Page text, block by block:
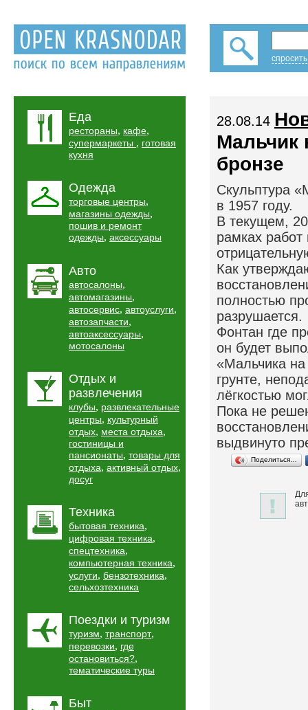
Еда
рестораны, кафе,
супермаркеты , готовая
кухня
Одежда
торговые центры,
магазины одежды,
пошив и ремонт
одежды, аксессуары
Авто
автосалоны,
автомагазины,
автосервис, автоуслуги,
автозапчасти,
автоаксессуары,
мотосалоны
Отдых и
развлечения
клубы, развлекательные
центры, культурный
отдых, места отдыха,
гостиницы и
пансионаты, товары для
отдыха, активный отдых,
досуг
Техника
бытовая техника,
цифровая техника,
спецтехника,
компьютерная техника,
услуги, бензотехника,
сельхозтехника
Поездки и туризм
туризм, транспорт,
перевозки, где
остановиться?,
тематические туры
Быт
28.08.14
Мальчик
бронзе
Скульптура
в 1957 году.
В текущем,
рамках работ
Как
полностью
разрушается.
Фонтан где
он будет
«Мальчика на
грунте,
лёгкостью
Пока не
выдвинуто
Поделиться…